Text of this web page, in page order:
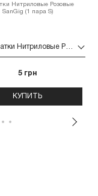
Нитриловые Розовые
SanGig (1 пара S)
5 грн
КУПИТЬ